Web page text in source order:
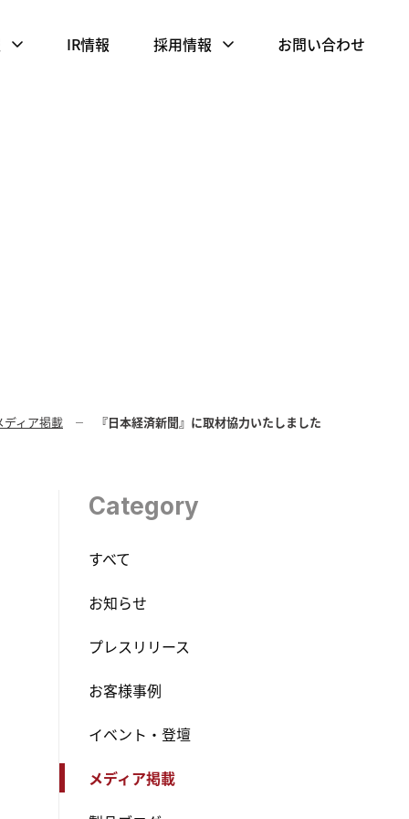
IR情報 採用情報 お問い合わせ
ディア掲載 『日本経済新聞』に取材協力いたしました
Category
すべて
お知らせ
プレスリリース
お客様事例
イベント・登壇
メディア掲載